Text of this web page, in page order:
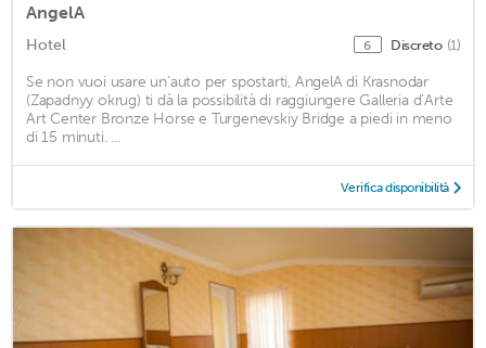
AngelA
Hotel 6 Discreto (1)
Se non vuoi usare un'auto per spostarti, AngelA di Krasnodar
(Zapadnyy okrug) ti dà la possibilità di raggiungere Galleria d’Arte
Art Center Bronze Horse e Turgenevskiy Bridge a piedi in meno
di 15 minuti. ...
Verifica disponibilità